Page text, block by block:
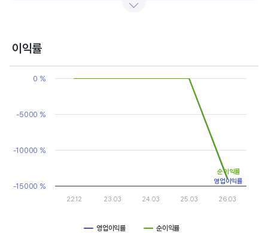
매우 클뿐 아니라 수년간 매출액 감소가 이어지기도 합니다. 심할 경우 경기 변동에 따라
매출액, 영업이익, 순이익 모두 우상향 하는 기업은 주가도 꾸준히 상승합니다. 주가 상승의
이익률
Chart
Line chart with 2 lines.
The chart has 1 Y axis displaying values. Data ranges from -
영업이익률 순이익률
22.12 23.03 24.03 25.03 26.03
-15000 %
-10000 %
-5000 %
0 %
영업이익률
순이익률